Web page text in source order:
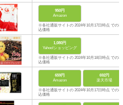
950円
Amazon
※各社通販サイトの 2024年10月17日時点 での税
込価格
1,080円
Yahoo!ショッピング
※各社通販サイトの 2024年10月18日時点 での税
込価格
659円
Amazon
692円
楽天市場
※各社通販サイトの 2024年10月17日時点 での税
込価格